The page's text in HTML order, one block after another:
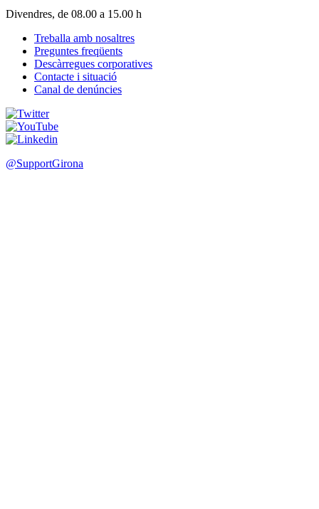
Divendres, de 08.00 a 15.00 h
Footer
menu
Treballa amb nosaltres
Preguntes freqüents
Descàrregues corporatives
Contacte i situació
Canal de denúncies
@SupportGirona